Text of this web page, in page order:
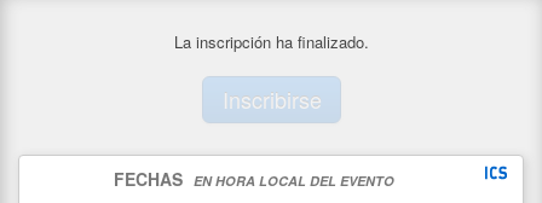
La inscripción ha finalizado.
Inscribirse
FECHAS EN HORA LOCAL DEL EVENTO